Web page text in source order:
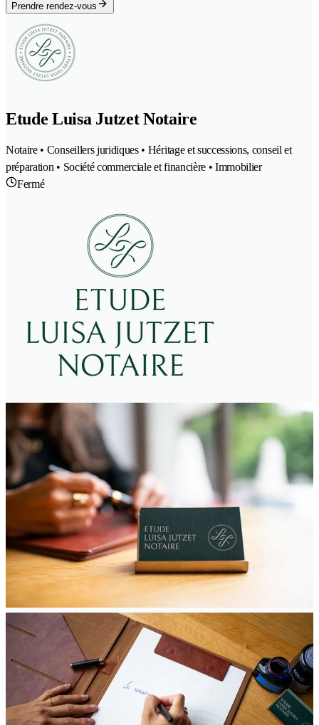
Prendre rendez-vous
Etude Luisa Jutzet Notaire
Notaire • Conseillers juridiques • Héritage et successions, conseil et
préparation • Société commerciale et financière • Immobilier
Fermé